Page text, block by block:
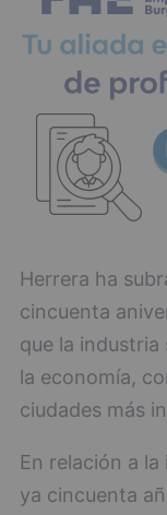
Herrera ha
cincuenta
que la
la economía,
ciudades más
En relación a
ya cincuenta